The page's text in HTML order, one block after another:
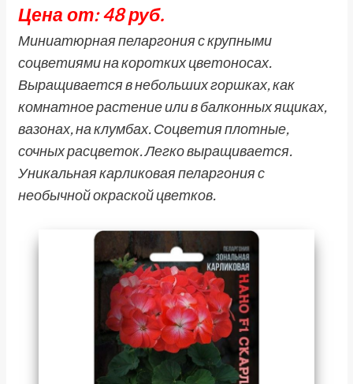
Цена от: 48 руб.
Миниатюрная пеларгония с крупными
соцветиями на коротких цветоносах.
Выращивается в небольших горшках, как
комнатное растение или в балконных ящиках,
вазонах, на клумбах. Соцветия плотные,
сочных расцветок. Легко выращивается.
Уникальная карликовая пеларгония с
необычной окраской цветков.